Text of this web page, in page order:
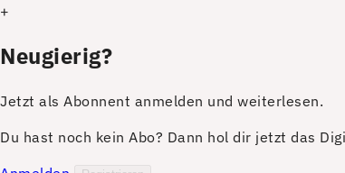
+
Neugierig?
Jetzt als Abonnent anmelden und weiterlesen.
Du hast noch kein Abo? Dann hol dir jetzt das